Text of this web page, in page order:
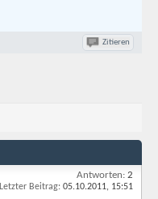
Zitieren
Antworten: 2
Letzter Beitrag: 05.10.2011, 15:51